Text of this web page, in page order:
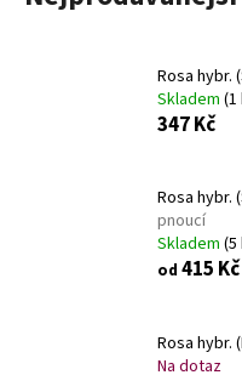
Rosa hybr.
Skladem (1
347 Kč
Rosa hybr.
pnoucí
Skladem (5
od 415 Kč
Rosa hybr.
Na dotaz